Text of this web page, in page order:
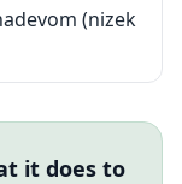
(nizek
it does to